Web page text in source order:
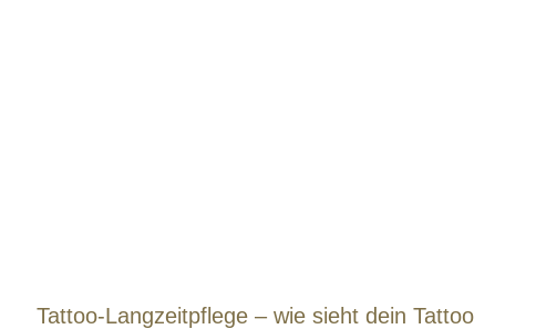
Tattoo-Langzeitpflege – wie sieht dein Tattoo